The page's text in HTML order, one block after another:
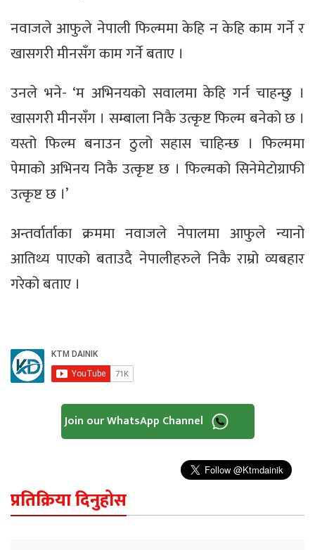
नवाजले आफुले नेपाली फिल्ममा केहि न केहि काम गर्ने र
खासगरी मीनसँग काम गर्ने बताए ।
उनले भने- ‘म अभिनयको सवालमा केहि गर्न चाहन्छु ।
खासगरी मीनसँग । सम्बाला निकै उत्कृष्ट फिल्म बनेको छ ।
यस्तो फिल्म बनाउन ठुलो सहास चाहिन्छ । फिल्ममा
पेमाको अभिनय निकै उत्कृष्ट छ । फिल्मको सिनेमेटोग्राफी
उत्कृष्ट छ ।’
अन्तर्वार्ताका क्रममा नवाजले नेपालमा आफुले न्यानो
आतिथ्य पाएको बताउदै नेपालीहरुले निकै राम्रो व्यबहार
गरेको बताए ।
Join our WhatsApp Channel
प्रतिक्रिया दिनुहोस